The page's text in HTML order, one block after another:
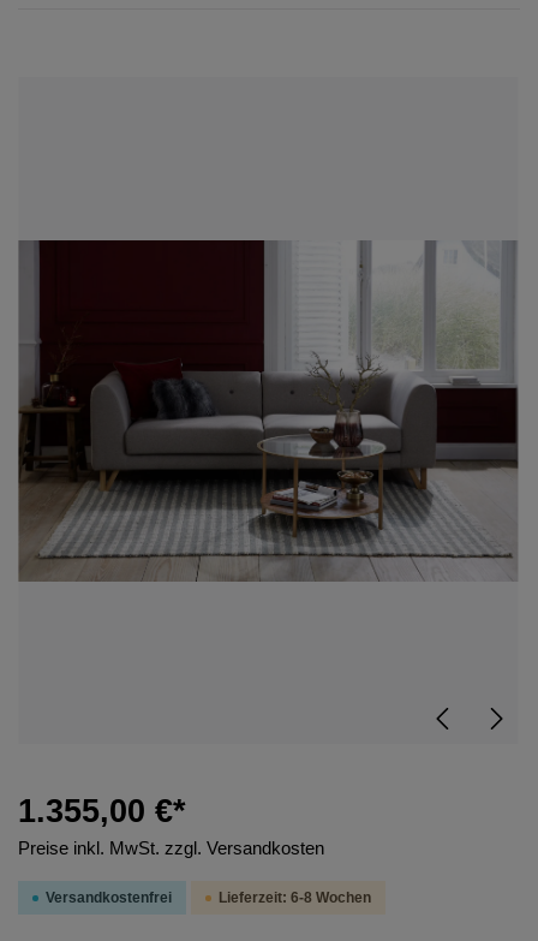
1.355,00 €*
Preise inkl. MwSt. zzgl. Versandkosten
Versandkostenfrei Lieferzeit: 6-8 Wochen